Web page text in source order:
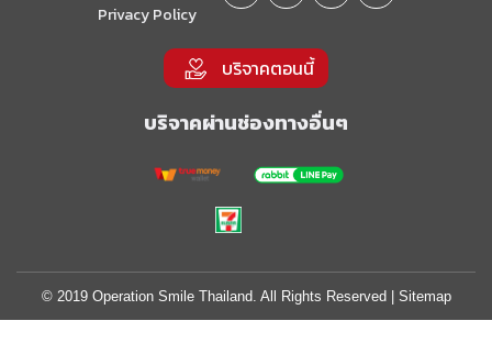
Privacy Policy
บริจาคตอนนี้
บริจาคผ่านช่องทางอื่นๆ
© 2019 Operation Smile Thailand. All Rights Reserved | Sitemap